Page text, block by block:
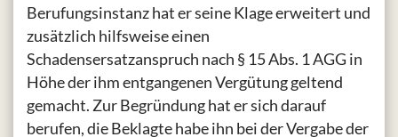
Berufungsinstanz hat er seine Klage erweitert und
zusätzlich hilfsweise einen
Schadensersatzanspruch nach § 15 Abs. 1 AGG in
Höhe der ihm entgangenen Vergütung geltend
gemacht. Zur Begründung hat er sich darauf
berufen, die Beklagte habe ihn bei der Vergabe der